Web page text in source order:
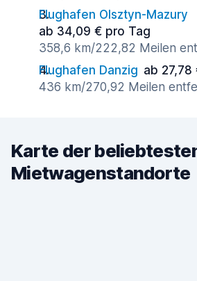
Flughafen Olsztyn-Mazury
ab 34,09 € pro Tag
358,6 km/222,82 Meilen
Flughafen Danzig ab 27,78
436 km/270,92 Meilen
Karte der
Mietwagenstandorte